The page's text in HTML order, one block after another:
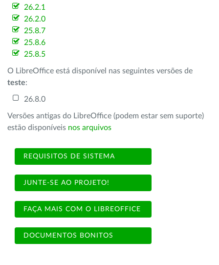
26.2.1
26.2.0
25.8.7
25.8.6
25.8.5
O LibreOffice está disponível nas seguintes versões de
teste:
26.8.0
Versões antigas do LibreOffice (podem estar sem suporte)
estão disponíveis nos arquivos
REQUISITOS DE SISTEMA
JUNTE-SE AO PROJETO!
FAÇA MAIS COM O LIBREOFFICE
DOCUMENTOS BONITOS